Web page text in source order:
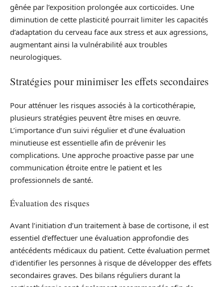
gênée par l’exposition prolongée aux corticoïdes. Une
diminution de cette plasticité pourrait limiter les capacités
d’adaptation du cerveau face aux stress et aux agressions,
augmentant ainsi la vulnérabilité aux troubles
neurologiques.
Stratégies pour minimiser les effets secondaires
Pour atténuer les risques associés à la corticothérapie,
plusieurs stratégies peuvent être mises en œuvre.
L’importance d’un suivi régulier et d’une évaluation
minutieuse est essentielle afin de prévenir les
complications. Une approche proactive passe par une
communication étroite entre le patient et les
professionnels de santé.
Évaluation des risques
Avant l’initiation d’un traitement à base de cortisone, il est
essentiel d’effectuer une évaluation approfondie des
antécédents médicaux du patient. Cette évaluation permet
d’identifier les personnes à risque de développer des effets
secondaires graves. Des bilans réguliers durant la